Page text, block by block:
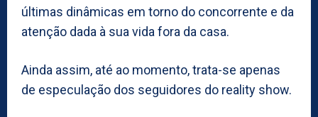
últimas dinâmicas em torno do concorrente e da
atenção dada à sua vida fora da casa.
Ainda assim, até ao momento, trata-se apenas
de especulação dos seguidores do reality show.